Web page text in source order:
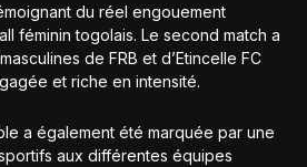
du réel engouement
féminin togolais. Le second match a
de FRB et d’Etincelle FC
et riche en intensité.
a également été marquée par une
aux différentes équipes